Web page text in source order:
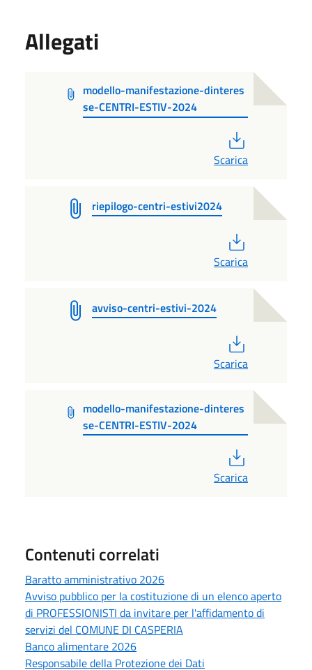
Allegati
modello-manifestazione-dinteres
se-CENTRI-ESTIV-2024
Scarica
riepilogo-centri-estivi2024
Scarica
avviso-centri-estivi-2024
Scarica
modello-manifestazione-dinteres
se-CENTRI-ESTIV-2024
Scarica
Contenuti correlati
Baratto amministrativo 2026
Avviso pubblico per la costituzione di un elenco aperto
di PROFESSIONISTI da invitare per l'affidamento di
servizi del COMUNE DI CASPERIA
Banco alimentare 2026
Responsabile della Protezione dei Dati